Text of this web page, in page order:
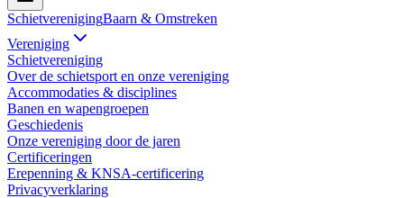
SchietverenigingBaarn & Omstreken
Vereniging
Schietvereniging
Over de schietsport en onze vereniging
Accommodaties & disciplines
Banen en wapengroepen
Geschiedenis
Onze vereniging door de jaren
Certificeringen
Erepenning & KNSA-certificering
Privacyverklaring